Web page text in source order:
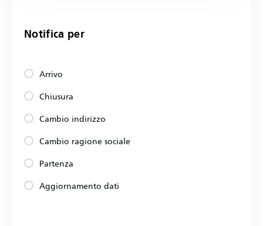
Notifica per
Arrivo
Chiusura
Cambio indirizzo
Cambio ragione sociale
Partenza
Aggiornamento dati